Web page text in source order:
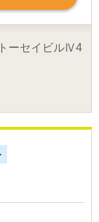
ーセイビルⅣ4